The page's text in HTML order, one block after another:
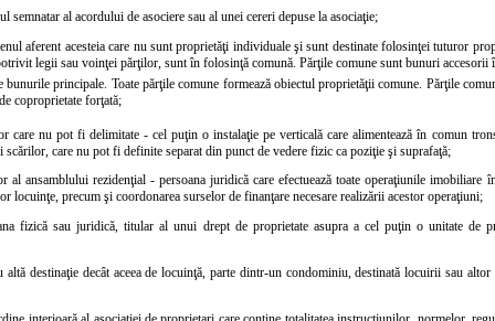
semnatar al acordului de asociere sau al unei cereri depuse la asociaţie;
aferent acesteia care nu sunt proprietăţi individuale şi sunt destinate folosinţei tuturor
legii sau voinţei părţilor, sunt în folosinţă comună. Părţile comune sunt bunuri accesorii
principale. Toate părţile comune formează obiectul proprietăţii comune. Părţile
coproprietate forţată;
care nu pot fi delimitate - cel puţin o instalaţie pe verticală care alimentează în comun
care nu pot fi definite separat din punct de vedere fizic ca poziţie şi suprafaţă;
al ansamblului rezidenţial - persoana juridică care efectuează toate operaţiunile imobiliare
precum şi coordonarea surselor de finanţare necesare realizării acestor operaţiuni;
fizică sau juridică, titular al unui drept de proprietate asupra a cel puţin o unitate de
destinaţie decât aceea de locuinţă, parte dintr-un condominiu, destinată locuirii sau altor